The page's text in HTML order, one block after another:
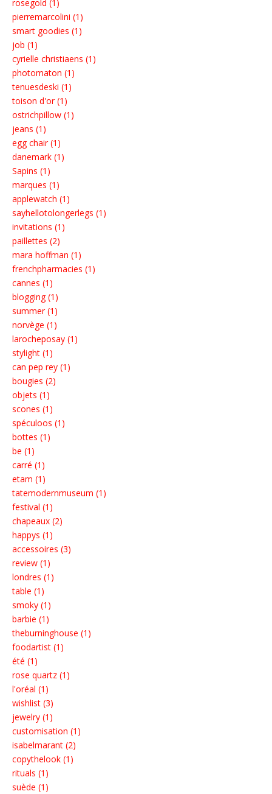
rosegold (1)
pierremarcolini (1)
smart goodies (1)
job (1)
cyrielle christiaens (1)
photomaton (1)
tenuesdeski (1)
toison d'or (1)
ostrichpillow (1)
jeans (1)
egg chair (1)
danemark (1)
Sapins (1)
marques (1)
applewatch (1)
sayhellotolongerlegs (1)
invitations (1)
paillettes (2)
mara hoffman (1)
frenchpharmacies (1)
cannes (1)
blogging (1)
summer (1)
norvège (1)
larocheposay (1)
stylight (1)
can pep rey (1)
bougies (2)
objets (1)
scones (1)
spéculoos (1)
bottes (1)
be (1)
carré (1)
etam (1)
tatemodernmuseum (1)
festival (1)
chapeaux (2)
happys (1)
accessoires (3)
review (1)
londres (1)
table (1)
smoky (1)
barbie (1)
theburninghouse (1)
foodartist (1)
été (1)
rose quartz (1)
l'oréal (1)
wishlist (3)
jewelry (1)
customisation (1)
isabelmarant (2)
copythelook (1)
rituals (1)
suède (1)